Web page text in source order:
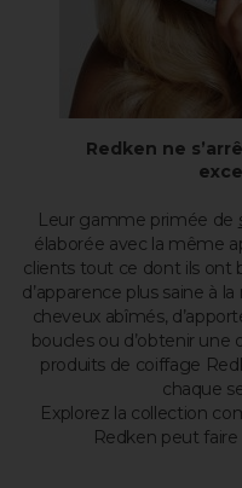
Redken ne
Leur gamme primée de
élaborée avec la même
clients tout ce dont ils ont
d’apparence plus saine à la
cheveux abîmés,
boucles ou d’obtenir une
produits de coiffage
chaque
Explorez la collection
Redken peut